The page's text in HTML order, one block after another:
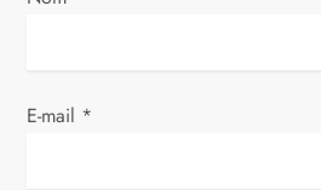
t
E-mail *